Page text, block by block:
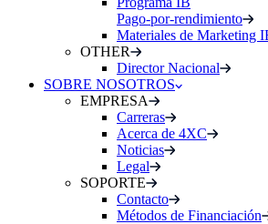
Pago-por-rendimiento
Materiales de Marketing
OTHER
Director Nacional
SOBRE NOSOTROS
EMPRESA
Carreras
Acerca de 4XC
Noticias
Legal
SOPORTE
Contacto
Métodos de Financiación